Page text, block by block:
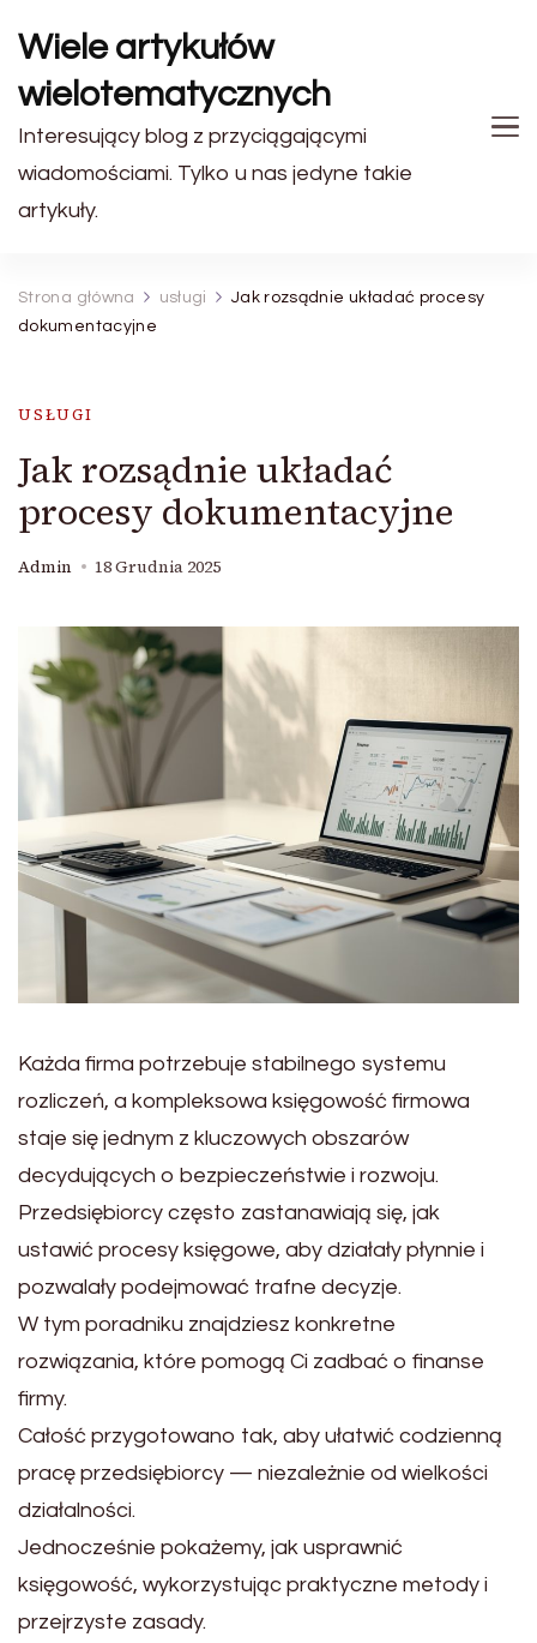
Wiele artykułów
wielotematycznych
Interesujący blog z przyciągającymi
wiadomościami. Tylko u nas jedyne takie
artykuły.
Strona główna usługi
Jak rozsądnie układać procesy
dokumentacyjne
USŁUGI
Jak rozsądnie układać
procesy dokumentacyjne
Admin 18 Grudnia 2025
Każda firma potrzebuje stabilnego systemu
rozliczeń, a kompleksowa księgowość firmowa
staje się jednym z kluczowych obszarów
decydujących o bezpieczeństwie i rozwoju.
Przedsiębiorcy często zastanawiają się, jak
ustawić procesy księgowe, aby działały płynnie i
pozwalały podejmować trafne decyzje.
W tym poradniku znajdziesz konkretne
rozwiązania, które pomogą Ci zadbać o finanse
firmy.
Całość przygotowano tak, aby ułatwić codzienną
pracę przedsiębiorcy — niezależnie od wielkości
działalności.
Jednocześnie pokażemy, jak usprawnić
księgowość, wykorzystując praktyczne metody i
przejrzyste zasady.